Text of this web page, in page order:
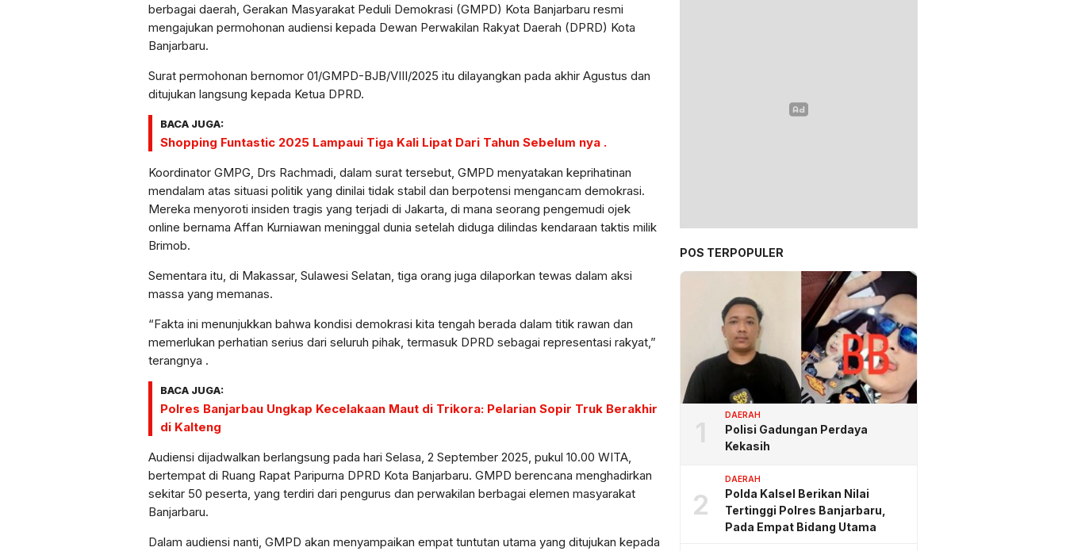
berbagai daerah, Gerakan Masyarakat Peduli Demokrasi (GMPD) Kota Banjarbaru resmi
mengajukan permohonan audiensi kepada Dewan Perwakilan Rakyat Daerah (DPRD) Kota
Banjarbaru.
Surat permohonan bernomor 01/GMPD-BJB/VIII/2025 itu dilayangkan pada akhir Agustus dan
ditujukan langsung kepada Ketua DPRD.
BACA JUGA:
Shopping Funtastic 2025 Lampaui Tiga Kali Lipat Dari Tahun Sebelum nya .
Koordinator GMPG, Drs Rachmadi, dalam surat tersebut, GMPD menyatakan keprihatinan
mendalam atas situasi politik yang dinilai tidak stabil dan berpotensi mengancam demokrasi.
Mereka menyoroti insiden tragis yang terjadi di Jakarta, di mana seorang pengemudi ojek
online bernama Affan Kurniawan meninggal dunia setelah diduga dilindas kendaraan taktis milik
Brimob.
Sementara itu, di Makassar, Sulawesi Selatan, tiga orang juga dilaporkan tewas dalam aksi
massa yang memanas.
“Fakta ini menunjukkan bahwa kondisi demokrasi kita tengah berada dalam titik rawan dan
memerlukan perhatian serius dari seluruh pihak, termasuk DPRD sebagai representasi rakyat,”
terangnya .
BACA JUGA:
Polres Banjarbau Ungkap Kecelakaan Maut di Trikora: Pelarian Sopir Truk Berakhir
di Kalteng
Audiensi dijadwalkan berlangsung pada hari Selasa, 2 September 2025, pukul 10.00 WITA,
bertempat di Ruang Rapat Paripurna DPRD Kota Banjarbaru. GMPD berencana menghadirkan
sekitar 50 peserta, yang terdiri dari pengurus dan perwakilan berbagai elemen masyarakat
Banjarbaru.
Dalam audiensi nanti, GMPD akan menyampaikan empat tuntutan utama yang ditujukan kepada
POS TERPOPULER
1
DAERAH
Polisi Gadungan Perdaya
Kekasih
2
DAERAH
Polda Kalsel Berikan Nilai
Tertinggi Polres Banjarbaru,
Pada Empat Bidang Utama